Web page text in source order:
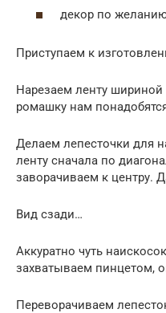
декор по
Приступаем к
Нарезаем ленту
ромашку нам
Делаем лепесточки для
ленту сначала по
заворачиваем к центру.
Вид сзади…
Аккуратно чуть
захватываем пинцетом,
Переворачиваем